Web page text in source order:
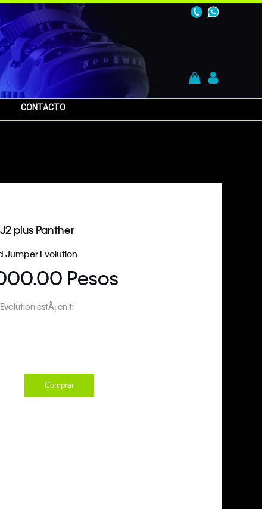
CONTACTO
plus Panther
Jumper Evolution
Pesos
estÃ¡ en ti